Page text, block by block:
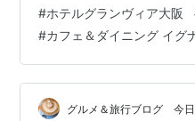
間半乗車～JR京都線快速に
大阪駅に到着しました。 そ
を出て右手に駅構内を行く
までは徒歩約２～３分）超
ルグランヴィア大阪さんに
#ホテルグランヴィア大阪
#カフェ＆ダイニング イグ
グルメ＆旅行ブログ 今